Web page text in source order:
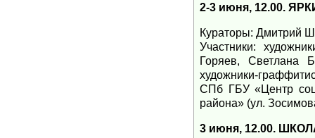
2-3 июня, 12.00.
Кураторы: Дмитрий
Участники:
Горяев, Светлана
художники-
СПб ГБУ «Центр
района» (ул.
3 июня, 12.00.